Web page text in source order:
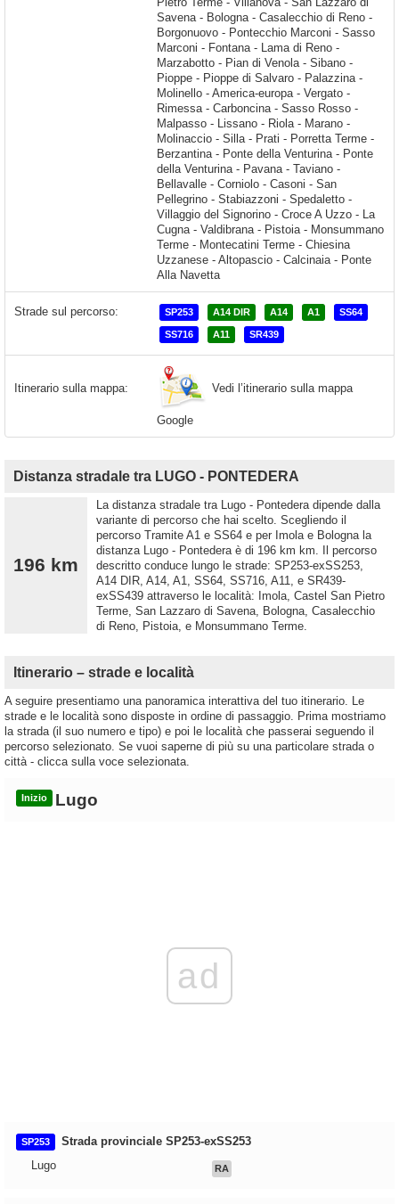
Strade sul percorso: SP253 A14 DIR A14 A1 SS64
SS716 A11 SR439
Itinerario sulla mappa: Vedi l’itinerario sulla mappa
Google
Distanza stradale tra LUGO - PONTEDERA
196 km
La distanza stradale tra Lugo - Pontedera dipende dalla
variante di percorso che hai scelto. Scegliendo il
percorso Tramite A1 e SS64 e per Imola e Bologna la
distanza Lugo - Pontedera è di 196 km km. Il percorso
descritto conduce lungo le strade: SP253-exSS253,
A14 DIR, A14, A1, SS64, SS716, A11, e SR439-
exSS439 attraverso le località: Imola, Castel San Pietro
Terme, San Lazzaro di Savena, Bologna, Casalecchio
di Reno, Pistoia, e Monsummano Terme.
Itinerario – strade e località
A seguire presentiamo una panoramica interattiva del tuo itinerario. Le
strade e le località sono disposte in ordine di passaggio. Prima mostriamo
la strada (il suo numero e tipo) e poi le località che passerai seguendo il
percorso selezionato. Se vuoi saperne di più su una particolare strada o
città - clicca sulla voce selezionata.
Inizio Lugo
ad
SP253
Strada provinciale SP253-exSS253
Lugo
RA